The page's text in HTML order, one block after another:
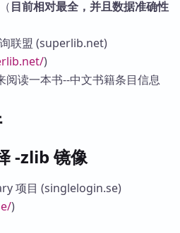
目前相对最全，并且数据准确性
联盟 (superlib.net)
)
-zlib 镜像
项目 (singlelogin.se)
)